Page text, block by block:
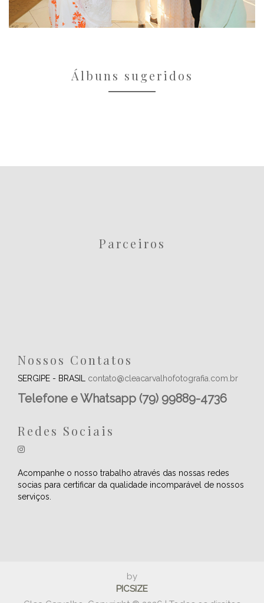
Álbuns sugeridos
Parceiros
Nossos Contatos
SERGIPE - BRASIL contato@cleacarvalhofotografia.com.br
Telefone e Whatsapp (79) 99889-4736
Redes Sociais
Acompanhe o nosso trabalho através das nossas redes
socias para certificar da qualidade incomparável de nossos
serviços.
by
PICSIZE